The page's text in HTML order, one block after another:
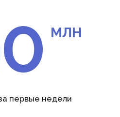
МЛН
первые недели